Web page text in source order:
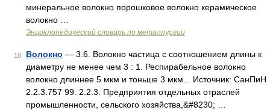
минеральное волокно порошковое волокно керамическое
волокно …
Энциклопедический словарь по металлургии
18 Волокно — 3.6. Волокно частица с соотношением длины к
диаметру не менее чем 3 : 1. Респирабельное волокно
волокно длиннее 5 мкм и тоньше 3 мкм... Источник: СанПиН
2.2.3.757 99. 2.2.3. Предприятия отдельных отраслей
промышленности, сельского хозяйства,&#8230; …